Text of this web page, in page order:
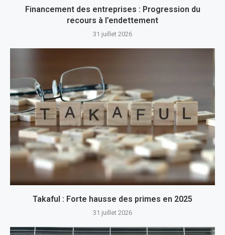
Financement des entreprises : Progression du
recours à l’endettement
31 juillet 2026
Takaful : Forte hausse des primes en 2025
31 juillet 2026